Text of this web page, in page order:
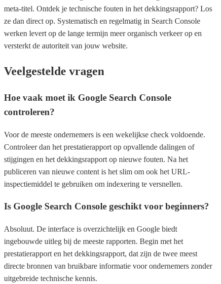
meta-titel. Ontdek je technische fouten in het dekkingsrapport? Los
ze dan direct op. Systematisch en regelmatig in Search Console
werken levert op de lange termijn meer organisch verkeer op en
versterkt de autoriteit van jouw website.
Veelgestelde vragen
Hoe vaak moet ik Google Search Console
controleren?
Voor de meeste ondernemers is een wekelijkse check voldoende.
Controleer dan het prestatierapport op opvallende dalingen of
stijgingen en het dekkingsrapport op nieuwe fouten. Na het
publiceren van nieuwe content is het slim om ook het URL-
inspectiemiddel te gebruiken om indexering te versnellen.
Is Google Search Console geschikt voor beginners?
Absoluut. De interface is overzichtelijk en Google biedt
ingebouwde uitleg bij de meeste rapporten. Begin met het
prestatierapport en het dekkingsrapport, dat zijn de twee meest
directe bronnen van bruikbare informatie voor ondernemers zonder
uitgebreide technische kennis.